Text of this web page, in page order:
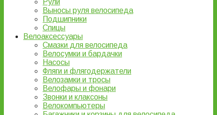
Рули
Выносы руля велосипеда
Подшипники
Спицы
Велоаксессуары
Смазки для велосипеда
Велосумки и бардачки
Насосы
Фляги и флягодержатели
Велозамки и тросы
Велофары и фонари
Звонки и клаксоны
Велокомпьютеры